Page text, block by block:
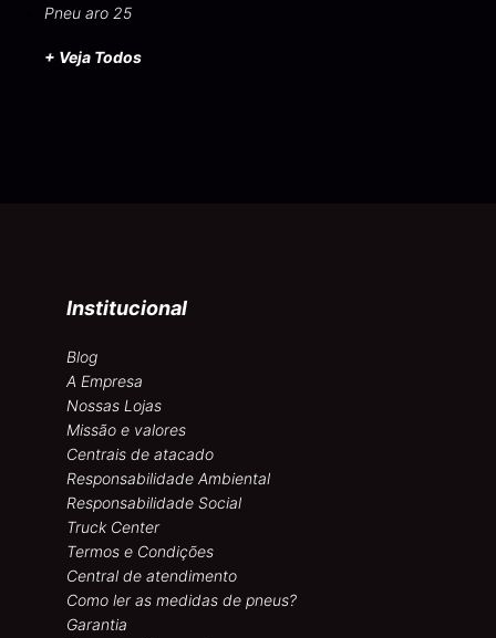
Pneu aro 25
+ Veja Todos
Institucional
Blog
A Empresa
Nossas Lojas
Missão e valores
Centrais de atacado
Responsabilidade Ambiental
Responsabilidade Social
Truck Center
Termos e Condições
Central de atendimento
Como ler as medidas de pneus?
Garantia